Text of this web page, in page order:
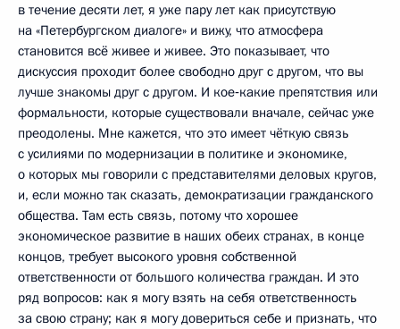
в течение десяти лет, я уже пару лет как присутствую
на «Петербургском диалоге» и вижу, что атмосфера
становится всё живее и живее. Это показывает, что
дискуссия проходит более свободно друг с другом, что вы
лучше знакомы друг с другом. И кое‑какие препятствия или
формальности, которые существовали вначале, сейчас уже
преодолены. Мне кажется, что это имеет чёткую связь
с усилиями по модернизации в политике и экономике,
о которых мы говорили с представителями деловых кругов,
и, если можно так сказать, демократизации гражданского
общества. Там есть связь, потому что хорошее
экономическое развитие в наших обеих странах, в конце
концов, требует высокого уровня собственной
ответственности от большого количества граждан. И это
ряд вопросов: как я могу взять на себя ответственность
за свою страну; как я могу довериться себе и признать, что